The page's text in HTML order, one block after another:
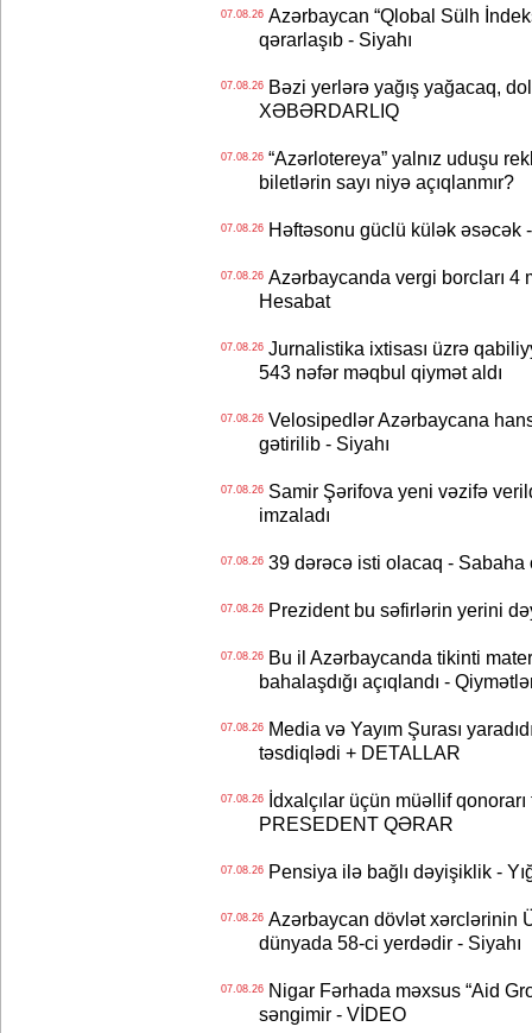
07.08.26Azərbaycan “Qlobal Sülh
qərarlaşıb - Siyahı
07.08.26Bəzi yerlərə yağış yağacaq,
XƏBƏRDARLIQ
07.08.26“Azərlotereya” yalnız uduşu
biletlərin sayı niyə açıqlanmır?
07.08.26Həftəsonu güclü külək əsəcək
07.08.26Azərbaycanda vergi borcları 4
Hesabat
07.08.26Jurnalistika ixtisası üzrə
543 nəfər məqbul qiymət aldı
07.08.26Velosipedlər Azərbaycana
gətirilib - Siyahı
07.08.26Samir Şərifova yeni vəzifə
imzaladı
07.08.2639 dərəcə isti olacaq - Sabaha
07.08.26Prezident bu səfirlərin yerini
07.08.26Bu il Azərbaycanda tikinti
bahalaşdığı açıqlandı -
07.08.26Media və Yayım Şurası
təsdiqlədi + DETALLAR
07.08.26İdxalçılar üçün müəllif
PRESEDENT QƏRAR
07.08.26Pensiya ilə bağlı dəyişiklik -
07.08.26Azərbaycan dövlət xərclərinin
dünyada 58-ci yerdədir - Siyahı
07.08.26Nigar Fərhada məxsus “Aid
səngimir - VİDEO